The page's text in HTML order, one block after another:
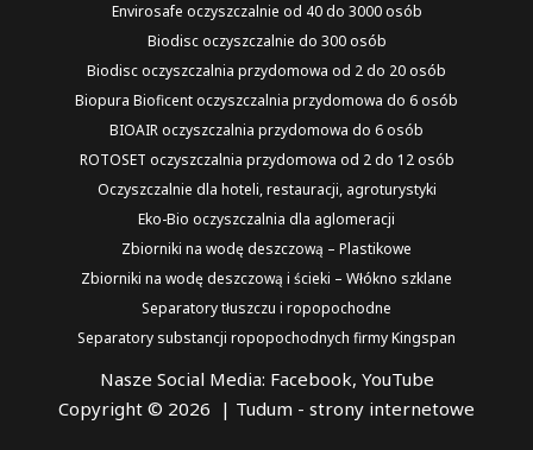
Envirosafe oczyszczalnie od 40 do 3000 osób
Biodisc oczyszczalnie do 300 osób
Biodisc oczyszczalnia przydomowa od 2 do 20 osób
Biopura Bioficent oczyszczalnia przydomowa do 6 osób
BIOAIR oczyszczalnia przydomowa do 6 osób
ROTOSET oczyszczalnia przydomowa od 2 do 12 osób
Oczyszczalnie dla hoteli, restauracji, agroturystyki
Eko-Bio oczyszczalnia dla aglomeracji
Zbiorniki na wodę deszczową – Plastikowe
Zbiorniki na wodę deszczową i ścieki – Włókno szklane
Separatory tłuszczu i ropopochodne
Separatory substancji ropopochodnych firmy Kingspan
Nasze Social Media: Facebook, YouTube
Copyright © 2026 | Tudum - strony internetowe